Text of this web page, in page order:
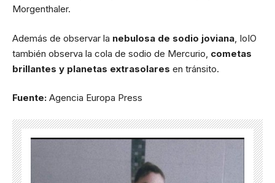
Morgenthaler.
Además de observar la nebulosa de sodio joviana , IoIO
también observa la cola de sodio de Mercurio, cometas
brillantes y planetas extrasolares en tránsito.
Fuente: Agencia Europa Press